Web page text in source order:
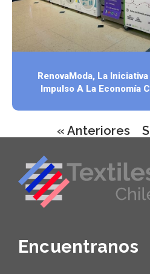
RenovaModa, La
Impulso A La Economía
« Anteriores
Encuentranos